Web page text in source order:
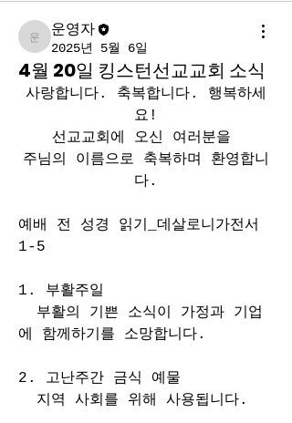
운영자
운영자
2025년 5월 6일
4월 20일 킹스턴선교교회 소식
사랑합니다. 축복합니다. 행복하세
요!
선교교회에 오신 여러분을
주님의 이름으로 축복하며 환영합니
다.
예배 전 성경 읽기_데살로니가전서
1-5
1. 부활주일
부활의 기쁜 소식이 가정과 기업
에 함께하기를 소망합니다.
2. 고난주간 금식 예물
지역 사회를 위해 사용됩니다.